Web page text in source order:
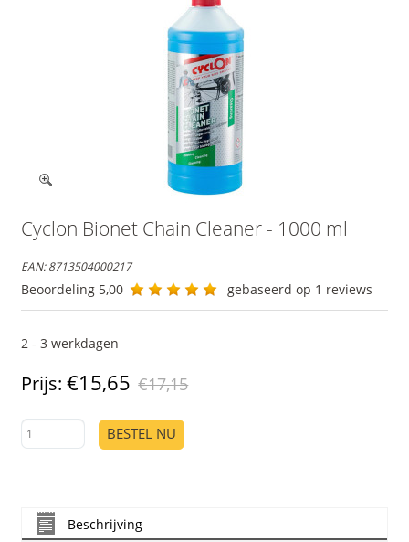
Cyclon Bionet Chain Cleaner - 1000 ml
EAN:8713504000217
Beoordeling 5,00 gebaseerd op 1 reviews
2 - 3 werkdagen
Prijs: €15,65 €17,15
BESTEL NU
Beschrijving